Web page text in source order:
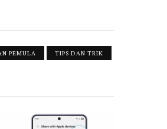
PEMULA TIPS DAN TRIK